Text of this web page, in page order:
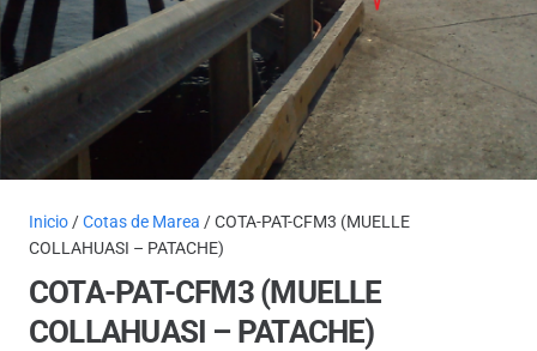
Inicio/Cotas de Marea / COTA-PAT-CFM3 (MUELLE
COLLAHUASI – PATACHE)
COTA-PAT-CFM3 (MUELLE
COLLAHUASI – PATACHE)